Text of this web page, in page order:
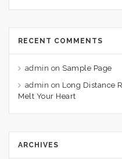
RECENT COMMENTS
admin on Sample Page
admin on Long Distance
Melt Your Heart
ARCHIVES